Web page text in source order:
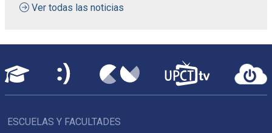
Ver todas las noticias
ESCUELAS Y FACULTADES